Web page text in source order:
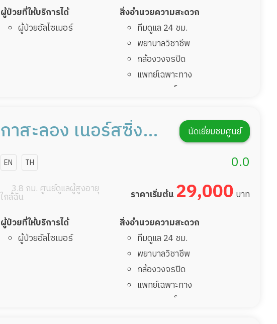
ผู้ป่วยที่ให้บริการได้
ผู้ป่วยอัลไซเมอร์
สิ่งอำนวยความสะดวก
ทีมดูแล 24 ชม.
พยาบาลวิชาชีพ
กล้องวงจรปิด
แพทย์เฉพาะทาง
อาหารตามโภชนาการ
กายภาพบำบัด
กิจกรรมนันทนาการนัดเยี่ยมชมศูนย์
กาสะลอง เนอร์สซิ่ง
โฮม สาขา ถนน
นราธิวาสราชนครินทร์
ซอย 10
EN TH 0.0
3.8 กม. ศูนย์ดูแลผู้สูงอายุ
ใกล้ฉัน ราคาเริ่มต้น 29,000 บาท
ผู้ป่วยที่ให้บริการได้
ผู้ป่วยอัลไซเมอร์
สิ่งอำนวยความสะดวก
ทีมดูแล 24 ชม.
พยาบาลวิชาชีพ
กล้องวงจรปิด
แพทย์เฉพาะทาง
อาหารตามโภชนาการ